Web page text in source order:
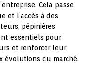
Cela passe
et l’accès à des
pépinières
essentiels pour
et renforcer leur
évolutions du marché.